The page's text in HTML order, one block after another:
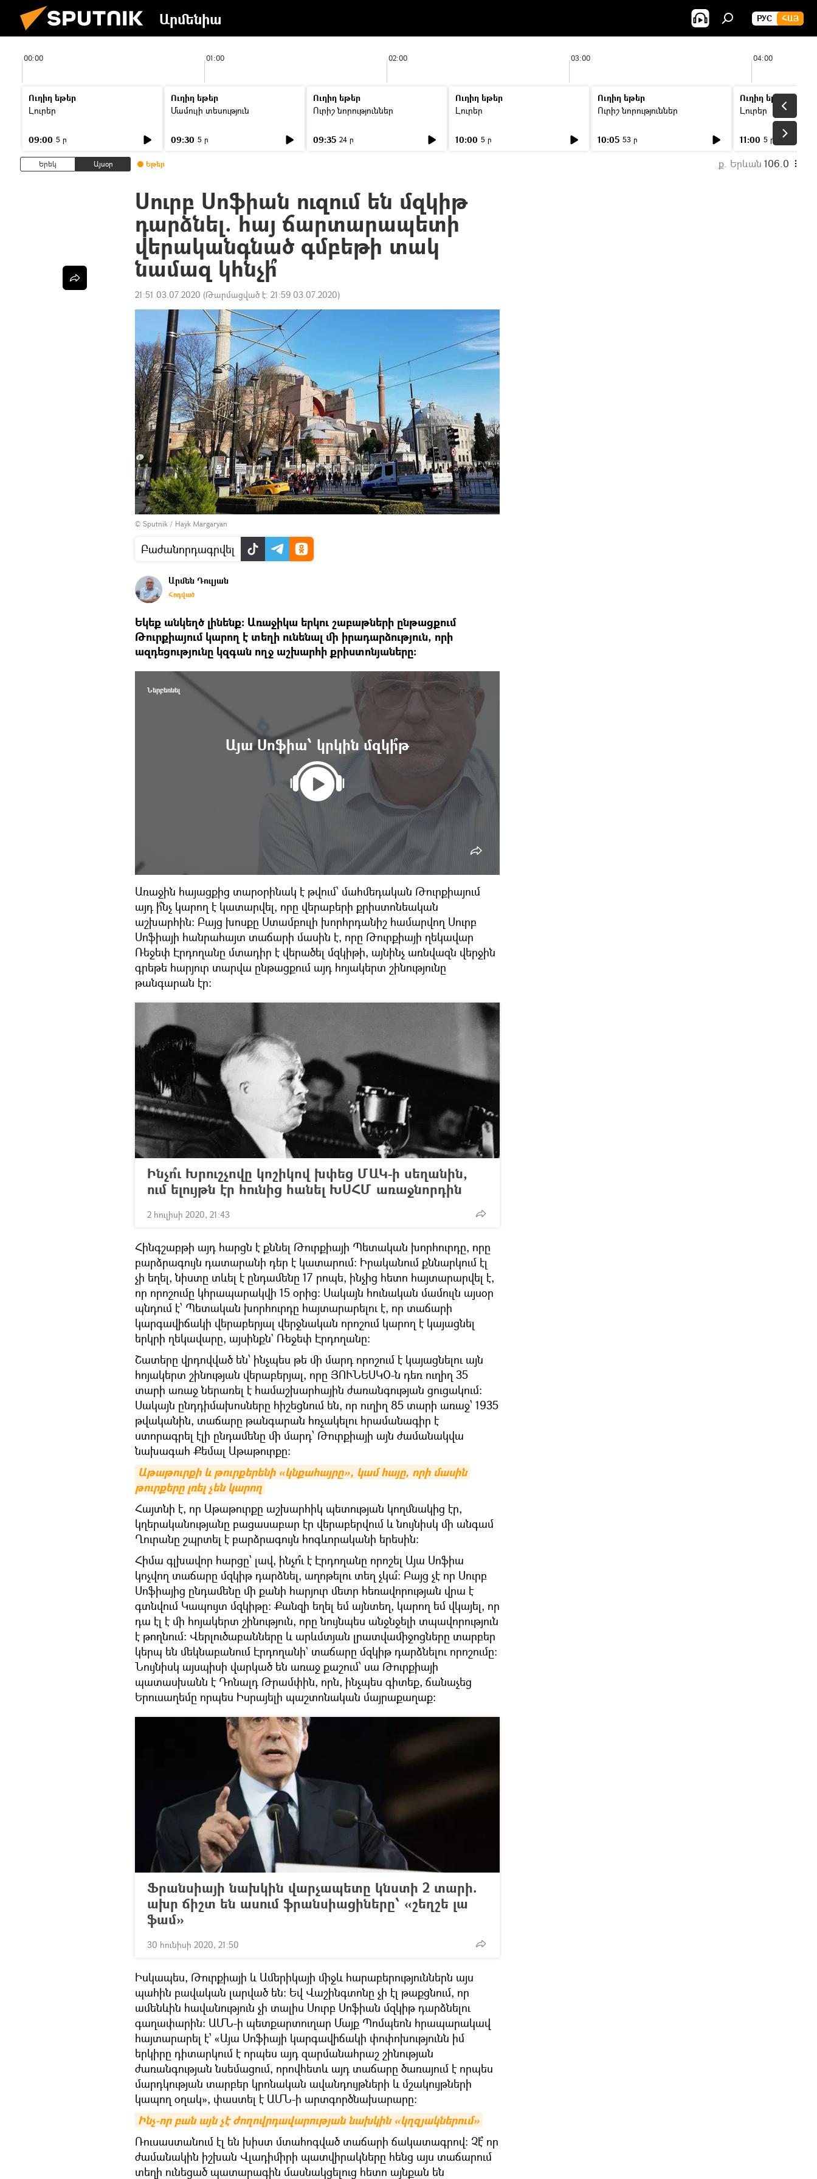
Արմենիա РУС ՀԱՅ
00:00 01:00 02:00 03:00 04:00
Ուղիղ եթեր
Լուրեր
09:00 5 ր
Ուղիղ եթեր
Մամուլի տեսություն
09:30 5 ր
Ուղիղ եթեր
Ուրիշ նորություններ
09:35 24 ր
Ուղիղ եթեր
Լուրեր
10:00 5 ր
Ուղիղ եթեր
Ուրիշ նորություններ
10:05 53 ր
Ուղիղ եթեր
Լուրեր
11:00 5 ր
Երեկ Այսօր Եթեր ք. Երևան 106.0
Սուրբ Սոֆիան ուզում են մզկիթ
դարձնել. հայ ճարտարապետի
վերականգնած գմբեթի տակ
նամազ կհնչի՞
21:51 03.07.2020 (Թարմացված է: 21:59 03.07.2020)
© Sputnik / Hayk Margaryan
Բաժանորդագրվել
Արմեն Դուլյան
Հոդված
Եկեք անկեղծ լինենք։ Առաջիկա երկու շաբաթների ընթացքում
Թուրքիայում կարող է տեղի ունենալ մի իրադարձություն, որի
ազդեցությունը կզգան ողջ աշխարհի քրիստոնյաները։
Այա Սոֆիա՝ կրկին մզկի՞թ
Ներբեռնել
Առաջին հայացքից տարօրինակ է թվում՝ մահմեդական Թուրքիայում
այդ ի՞նչ կարող է կատարվել, որը վերաբերի քրիստոնեական
աշխարհին։ Բայց խոսքը Ստամբուլի խորհրդանիշ համարվող Սուրբ
Սոֆիայի հանրահայտ տաճարի մասին է, որը Թուրքիայի ղեկավար
Ռեջեփ Էրդողանը մտադիր է վերածել մզկիթի, այնինչ առնվազն վերջին
գրեթե հարյուր տարվա ընթացքում այդ հոյակերտ շինությունը
թանգարան էր։
Ինչո՞ւ Խրուշչովը կոշիկով խփեց ՄԱԿ-ի սեղանին,
ում ելույթն էր հունից հանել ԽՍՀՄ առաջնորդին
2 հուլիսի 2020, 21:43
Հինգշաբթի այդ հարցն է քննել Թուրքիայի Պետական խորհուրդը, որը
բարձրագույն դատարանի դեր է կատարում։ Իրականում քննարկում էլ
չի եղել, նիստը տևել է ընդամենը 17 րոպե, ինչից հետո հայտարարվել է,
որ որոշումը կհրապարակվի 15 օրից։ Սակայն հունական մամուլն այսօր
պնդում է՝ Պետական խորհուրդը հայտարարելու է, որ տաճարի
կարգավիճակի վերաբերյալ վերջնական որոշում կարող է կայացնել
երկրի ղեկավարը, այսինքն` Ռեջեփ Էրդողանը։
Շատերը վրդովված են՝ ինչպես թե մի մարդ որոշում է կայացնելու այն
հոյակերտ շինության վերաբերյալ, որը ՅՈՒՆԵՍԿՕ-ն դեռ ուղիղ 35
տարի առաջ ներառել է համաշխարհային ժառանգության ցուցակում։
Սակայն ընդդիմախոսները հիշեցնում են, որ ուղիղ 85 տարի առաջ՝ 1935
թվականին, տաճարը թանգարան հռչակելու հրամանագիր է
ստորագրել էլի ընդամենը մի մարդ՝ Թուրքիայի այն ժամանակվա
նախագահ Քեմալ Աթաթուրքը։
Աթաթուրքի և թուրքերենի «կնքահայրը», կամ հայը, որի մասին
թուրքերը լռել չեն կարող
Հայտնի է, որ Աթաթուրքը աշխարհիկ պետության կողմնակից էր,
կղերականությանը բացասաբար էր վերաբերվում և նույնիսկ մի անգամ
Ղուրանը շպրտել է բարձրագույն հոգևորականի երեսին։
Հիմա գլխավոր հարցը՝ լավ, ինչո՞ւ է Էրդողանը որոշել Այա Սոֆիա
կոչվող տաճարը մզկիթ դարձնել, աղոթելու տեղ չկա՞։ Բայց չէ որ Սուրբ
Սոֆիայից ընդամենը մի քանի հարյուր մետր հեռավորության վրա է
գտնվում Կապույտ մզկիթը։ Քանզի եղել եմ այնտեղ, կարող եմ վկայել, որ
դա էլ է մի հոյակերտ շինություն, որը նույնպես անջնջելի տպավորություն
է թողնում։ Վերլուծաբանները և արևմտյան լրատվամիջոցները տարբեր
կերպ են մեկնաբանում Էրդողանի` տաճարը մզկիթ դարձնելու որոշումը։
Նույնիսկ այսպիսի վարկած են առաջ քաշում՝ սա Թուրքիայի
պատասխանն է Դոնալդ Թրամփին, որն, ինչպես գիտեք, ճանաչեց
Երուսաղեմը որպես Իսրայելի պաշտոնական մայրաքաղաք։
Ֆրանսիայի նախկին վարչապետը կնստի 2 տարի.
ախր ճիշտ են ասում ֆրանսիացիները՝ «շեղշե լա
ֆամ»
30 հունիսի 2020, 21:50
Իսկապես, Թուրքիայի և Ամերիկայի միջև հարաբերություններն այս
պահին բավական լարված են։ Եվ Վաշինգտոնը չի էլ թաքցնում, որ
ամենևին հավանություն չի տալիս Սուրբ Սոֆիան մզկիթ դարձնելու
գաղափարին։ ԱՄՆ-ի պետքարտուղար Մայք Պոմպեոն հրապարակավ
հայտարարել է՝ «Այա Սոֆիայի կարգավիճակի փոփոխությունն իմ
երկիրը դիտարկում է որպես այդ զարմանահրաշ շինության
ժառանգության նսեմացում, որովհետև այդ տաճարը ծառայում է որպես
մարդկության տարբեր կրոնական ավանդույթների և մշակույթների
կապող օղակ», փաստել է ԱՄՆ-ի արտգործնախարարը։
Ինչ-որ բան այն չէ ժողովրդավարության նախկին «կղզյակներում»
Ռուսաստանում էլ են խիստ մտահոգված տաճարի ճակատագրով։ Չէ՞ որ
ժամանակին իշխան Վլադիմիրի պատվիրակները հենց այս տաճարում
տեղի ունեցած պատարագին մասնակցելուց հետո այնքան են